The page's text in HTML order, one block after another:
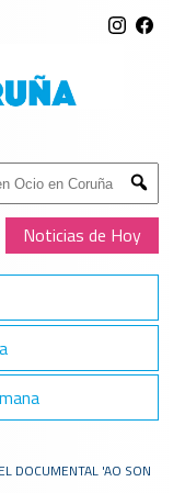
Submit
Noticias de Hoy
DOCUMENTAL 'AO SON